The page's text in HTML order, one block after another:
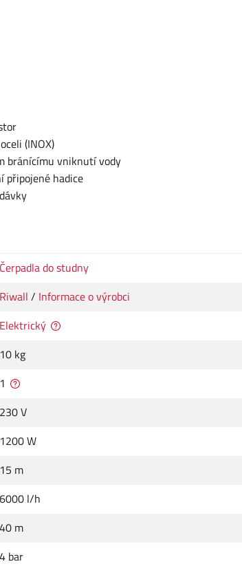
(INOX)
bránícímu vniknutí vody
připojené hadice
Čerpadla do studny
Riwall / Informace o výrobci
Elektrický
10 kg
1
230 V
1200 W
15 m
6000 l/h
40 m
4 bar